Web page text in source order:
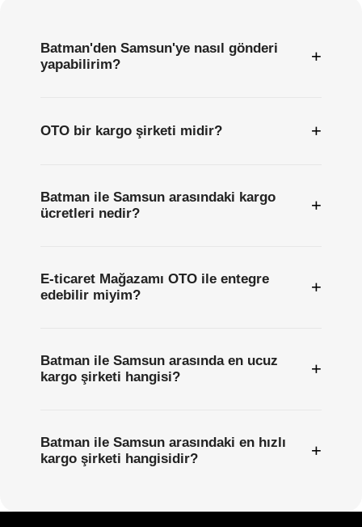
Batman'den Samsun'ye nasıl gönderi
yapabilirim?
+
OTO bir kargo şirketi midir? +
Batman ile Samsun arasındaki kargo
ücretleri nedir?
+
E-ticaret Mağazamı OTO ile entegre
edebilir miyim?
+
Batman ile Samsun arasında en ucuz
kargo şirketi hangisi?
+
Batman ile Samsun arasındaki en hızlı
kargo şirketi hangisidir?
+